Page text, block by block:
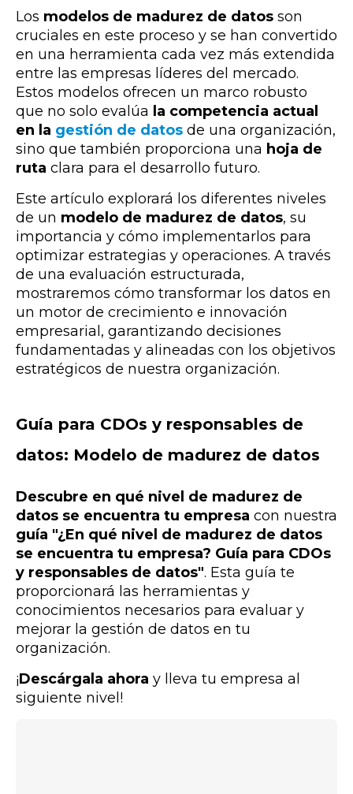
Los modelos de madurez de datos son
cruciales en este proceso y se han convertido
en una herramienta cada vez más extendida
entre las empresas líderes del mercado.
Estos modelos ofrecen un marco robusto
que no solo evalúa la competencia actual
en la gestión de datos de una organización,
sino que también proporciona una hoja de
ruta clara para el desarrollo futuro.
Este artículo explorará los diferentes niveles
de un modelo de madurez de datos, su
importancia y cómo implementarlos para
optimizar estrategias y operaciones. A través
de una evaluación estructurada,
mostraremos cómo transformar los datos en
un motor de crecimiento e innovación
empresarial, garantizando decisiones
fundamentadas y alineadas con los objetivos
estratégicos de nuestra organización.
Guía para CDOs y responsables de
datos: Modelo de madurez de datos
Descubre en qué nivel de madurez de
datos se encuentra tu empresa con nuestra
guía "¿En qué nivel de madurez de datos
se encuentra tu empresa? Guía para CDOs
y responsables de datos". Esta guía te
proporcionará las herramientas y
conocimientos necesarios para evaluar y
mejorar la gestión de datos en tu
organización.
¡Descárgala ahora y lleva tu empresa al
siguiente nivel!